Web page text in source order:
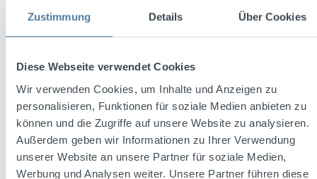
Zustimmung Details Über Cookies
Diese Webseite verwendet Cookies
Wir verwenden Cookies, um Inhalte und Anzeigen zu
personalisieren, Funktionen für soziale Medien anbieten zu
können und die Zugriffe auf unsere Website zu analysieren.
Außerdem geben wir Informationen zu Ihrer Verwendung
unserer Website an unsere Partner für soziale Medien,
Werbung und Analysen weiter. Unsere Partner führen diese
Versandkostenfrei
Sofort verfügbar, Lieferzeit: 2-5 Werktage (lt. DHL)
Produktnummer:1032373
Beschreibung